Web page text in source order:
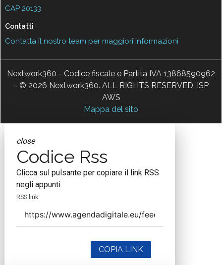
CAP 20133
Contatti
Contatta il nostro team per maggiori informazioni
Nextwork360 - Codice fiscale e Partita IVA 13868590962
- © 2026 Nextwork360. ALL RIGHTS RESERVED. ISP
AWS
Mappa del sito
close
Codice Rss
Clicca sul pulsante per copiare il link RSS
negli appunti.
RSS link
COPIA LINK